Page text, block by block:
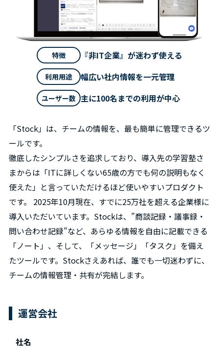
特徴 『非IT企業』が迷わず使える
利用用途 幅広い社内情報を一元管理
ユーザー数 主に100名までの利用が中心
「Stock」は、チームの情報を、最も簡単に管理できるツ
ールです。
徹底したシンプルさを追求しており、導入先の学習塾さ
まからは「ITに詳しくない65歳の方でも何の説明もなく
使えた」と言っていただけるほど使いやすいプロダクト
です。 2025年10月現在、すでに25万社を超える企業様に
導入いただいています。Stockは、”商談記録・議事録・
問い合わせ記録”など、あらゆる情報を自由に記載できる
「ノート」、そして、「メッセージ」「タスク」を備え
たツールです。Stockさえあれば、誰でも一切迷わずに、
チームの情報管理・共有が完結します。
運営会社
社名